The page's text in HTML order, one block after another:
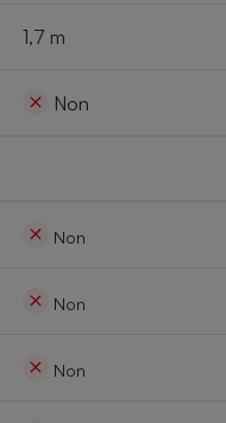
1,7 m
Non
Non
Non
Non